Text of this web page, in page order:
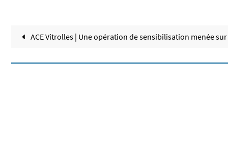
ACE Vitrolles | Une opération de sensibilisation menée